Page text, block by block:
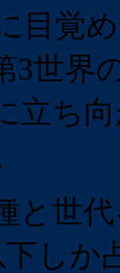
目覚
3世界
立ち
世
しか